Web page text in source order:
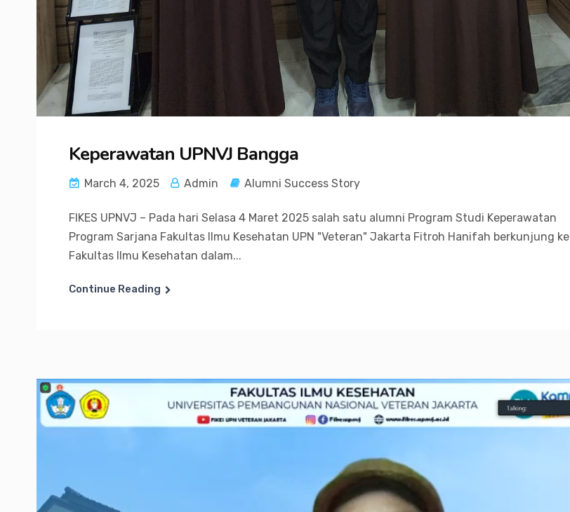
Keperawatan UPNVJ Bangga
March 4, 2025 Admin Alumni Success Story
FIKES UPNVJ – Pada hari Selasa 4 Maret 2025 salah satu alumni Program Studi Keperawatan
Program Sarjana Fakultas Ilmu Kesehatan UPN "Veteran" Jakarta Fitroh Hanifah berkunjung ke
Fakultas Ilmu Kesehatan dalam...
Continue Reading